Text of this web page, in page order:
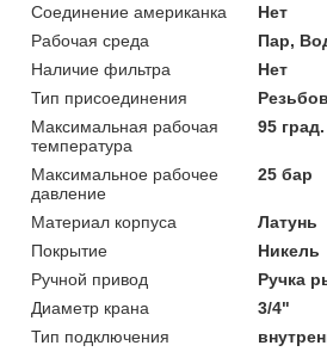
Соединение американка
Нет
Рабочая среда
Пар,
Наличие фильтра
Нет
Тип присоединения
Максимальная рабочая
температура
95 град.
Максимальное рабочее
давление
25 бар
Материал корпуса
Латунь
Покрытие
Никель
Ручной привод
Ручка
Диаметр крана
3/4"
Тип подключения